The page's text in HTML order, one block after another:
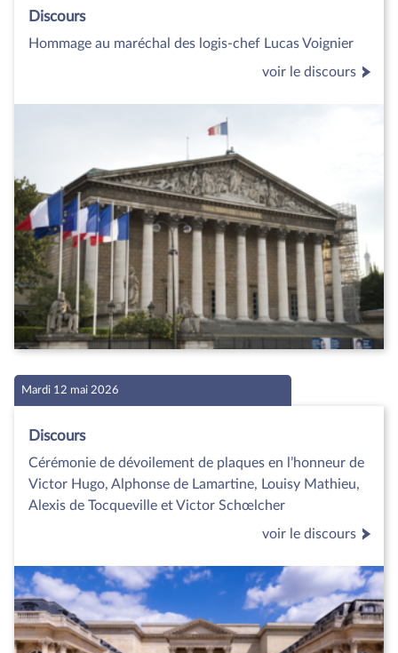
Discours
Hommage au maréchal des logis-chef Lucas Voignier
voir le discours
Mardi 12 mai 2026
Discours
Cérémonie de dévoilement de plaques en l’honneur de
Victor Hugo, Alphonse de Lamartine, Louisy Mathieu,
Alexis de Tocqueville et Victor Schœlcher
voir le discours